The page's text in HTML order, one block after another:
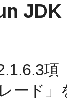
JDK
項
ード